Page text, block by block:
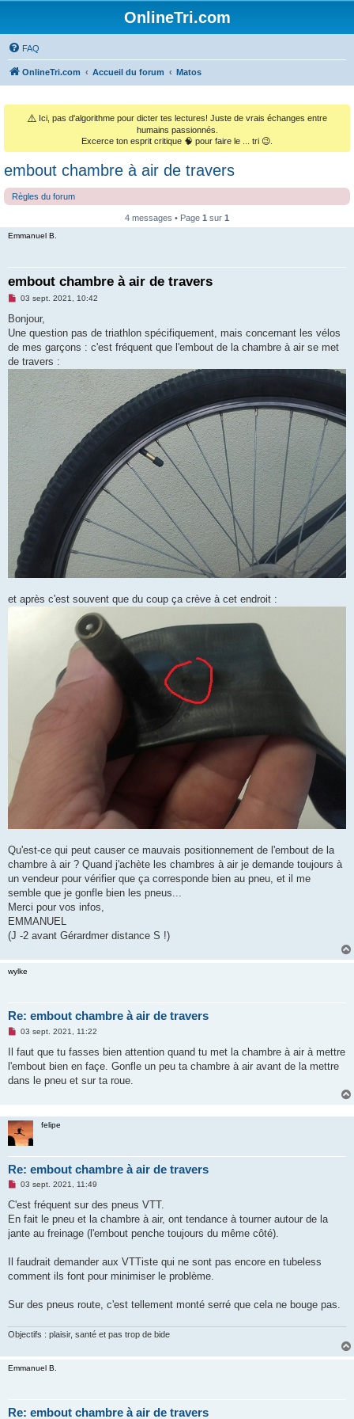
OnlineTri.com
FAQ
OnlineTri.com Accueil du forum Matos
⚠️ Ici, pas d'algorithme pour dicter tes lectures! Juste de vrais échanges entre
humains passionnés.
Excerce ton esprit critique 🧠 pour faire le ... tri 😉.
embout chambre à air de travers
Règles du forum
4 messages • Page 1 sur 1
Emmanuel B.
embout chambre à air de travers
M
s
a
g
n
n
l
u
03 sept. 2021, 10:42
Bonjour,
Une question pas de triathlon spécifiquement, mais concernant les vélos
de mes garçons : c'est fréquent que l'embout de la chambre à air se met
de travers :
et après c'est souvent que du coup ça crève à cet endroit :
Qu'est-ce qui peut causer ce mauvais positionnement de l'embout de la
chambre à air ? Quand j'achète les chambres à air je demande toujours à
un vendeur pour vérifier que ça corresponde bien au pneu, et il me
semble que je gonfle bien les pneus...
Merci pour vos infos,
EMMANUEL
(J -2 avant Gérardmer distance S !)
wylke
Re: embout chambre à air de travers
M
s
a
g
n
l
u
03 sept. 2021, 11:22
Il faut que tu fasses bien attention quand tu met la chambre à air à mettre
l'embout bien en façe. Gonfle un peu ta chambre à air avant de la mettre
dans le pneu et sur ta roue.
felipe
Re: embout chambre à air de travers
M
s
a
g
o
l
03 sept. 2021, 11:49
C'est fréquent sur des pneus VTT.
En fait le pneu et la chambre à air, ont tendance à tourner autour de la
jante au freinage (l'embout penche toujours du même côté).
Il faudrait demander aux VTTiste qui ne sont pas encore en tubeless
comment ils font pour minimiser le problème.
Sur des pneus route, c'est tellement monté serré que cela ne bouge pas.
Objectifs : plaisir, santé et pas trop de bide
Emmanuel B.
Re: embout chambre à air de travers